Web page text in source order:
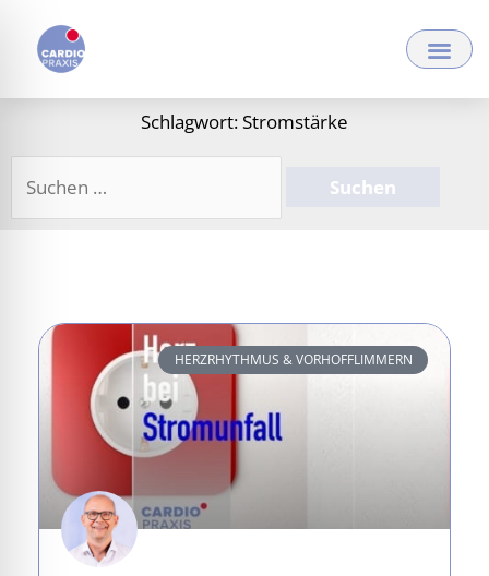
Inhalt
springen
Schlagwort: Stromstärke
HERZRHYTHMUS & VORHOFFLIMMERN